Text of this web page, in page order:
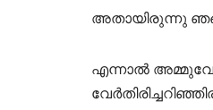
അതായിരുന്നു
എന്നാല്‍